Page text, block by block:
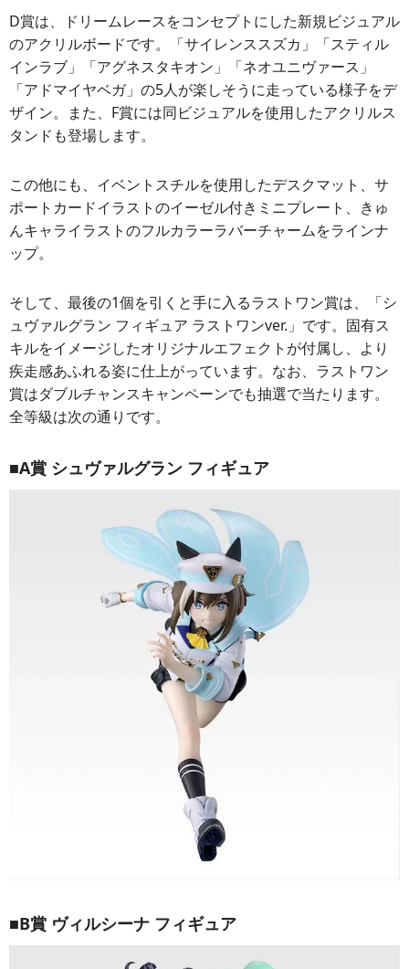
D賞は、ドリームレースをコンセプトにした新規ビジュアル
のアクリルボードです。「サイレンススズカ」「スティル
インラブ」「アグネスタキオン」「ネオユニヴァース」
「アドマイヤベガ」の5人が楽しそうに走っている様子をデ
ザイン。また、F賞には同ビジュアルを使用したアクリルス
タンドも登場します。
この他にも、イベントスチルを使用したデスクマット、サ
ポートカードイラストのイーゼル付きミニプレート、きゅ
んキャライラストのフルカラーラバーチャームをラインナ
ップ。
そして、最後の1個を引くと手に入るラストワン賞は、「シ
ュヴァルグラン フィギュア ラストワンver.」です。固有ス
キルをイメージしたオリジナルエフェクトが付属し、より
疾走感あふれる姿に仕上がっています。なお、ラストワン
賞はダブルチャンスキャンペーンでも抽選で当たります。
全等級は次の通りです。
■A賞 シュヴァルグラン フィギュア
■B賞 ヴィルシーナ フィギュア